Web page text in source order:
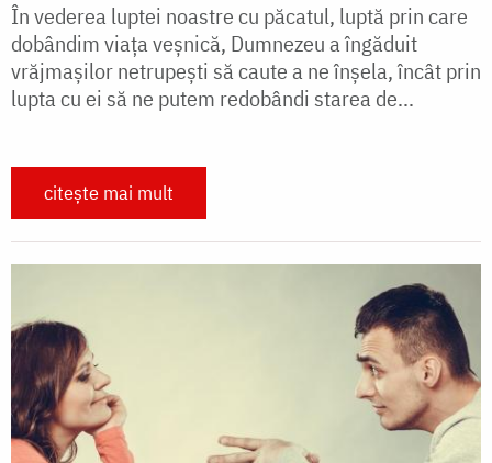
În vederea luptei noastre cu păcatul, luptă prin care
dobândim viața veșnică, Dumnezeu a îngăduit
vrăjmașilor netrupești să caute a ne înșela, încât prin
lupta cu ei să ne putem redobândi starea de...
citește mai mult